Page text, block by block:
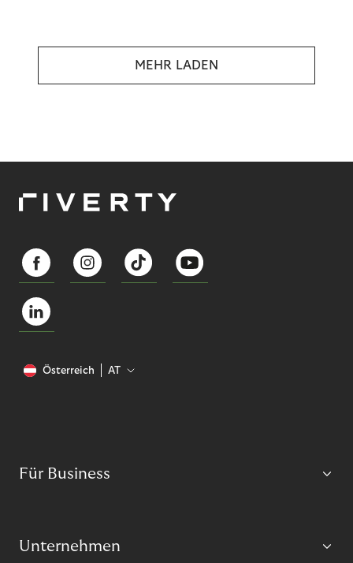
MEHR LADEN
Österreich AT
Für Business
Unternehmen